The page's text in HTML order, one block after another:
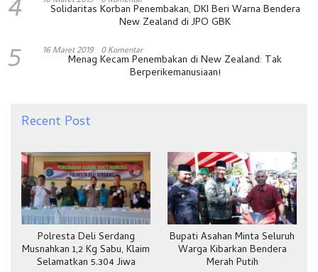
4 Solidaritas Korban Penembakan, DKI Beri Warna Bendera
New Zealand di JPO GBK
5 16 Maret 2019 0 Komentar
Menag Kecam Penembakan di New Zealand: Tak
Berperikemanusiaan!
Recent Post
Polresta Deli Serdang
Musnahkan 1,2 Kg Sabu, Klaim
Selamatkan 5.304 Jiwa
Bupati Asahan Minta Seluruh
Warga Kibarkan Bendera
Merah Putih